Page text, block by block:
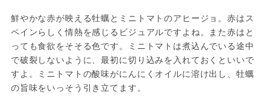
鮮やかな赤が映える牡蠣とミニトマトのアヒージョ。赤はス
ペインらしく情熱を感じるビジュアルですよね。また赤はと
っても食欲をそそる色です。ミニトマトは煮込んでいる途中
で破裂しないように、最初に切り込みを入れておくといいで
すよ。ミニトマトの酸味がにんにくオイルに溶け出し、牡蠣
の旨味をいっそう引き立てます。